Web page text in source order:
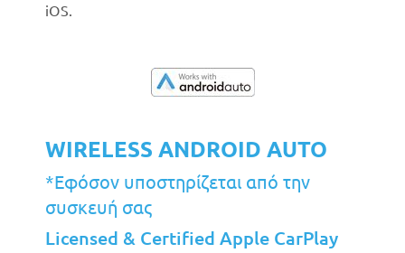
iOS.
WIRELESS ANDROID AUTO
*Εφόσον υποστηρίζεται από την
συσκευή σας
Licensed & Certified Apple CarPlay